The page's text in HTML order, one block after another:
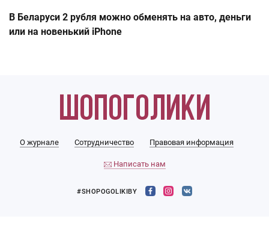
В Беларуси 2 рубля можно обменять на авто, деньги
или на новенький iPhone
О журнале Сотрудничество Правовая информация
Написать нам
#SHOPOGOLIKIBY